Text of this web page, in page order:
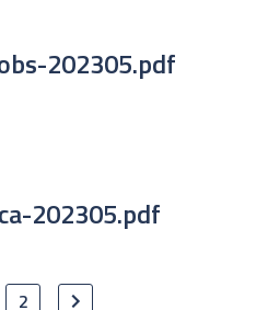
202305.pdf
202305.pdf
2